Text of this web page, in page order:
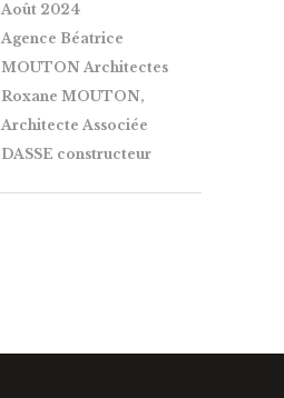
Août 2024
Agence Béatrice
MOUTON Architectes
Roxane MOUTON,
Architecte Associée
DASSE constructeur